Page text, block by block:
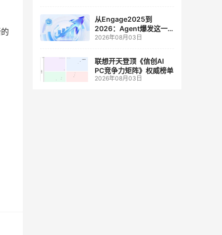
从Engage2025到
2026：Agent爆发这一
年，AI CRM 走到哪了
2026年08月03日
联想开天登顶《信创AI
PC竞争力矩阵》权威榜单
2026年08月03日